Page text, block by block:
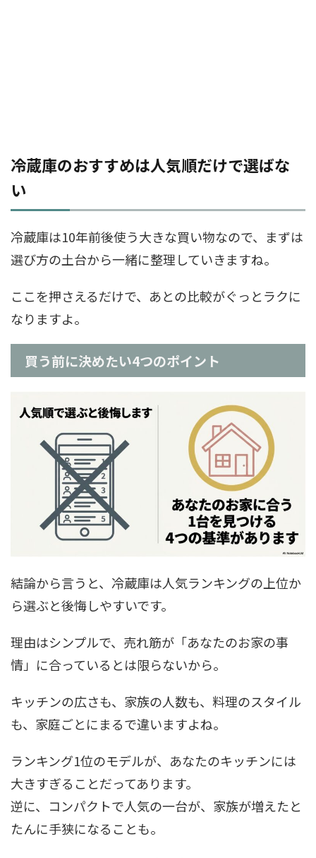
冷蔵庫のおすすめは人気順だけで選ばな
い
冷蔵庫は10年前後使う大きな買い物なので、まずは
選び方の土台から一緒に整理していきますね。
ここを押さえるだけで、あとの比較がぐっとラクに
なりますよ。
買う前に決めたい4つのポイント
結論から言うと、冷蔵庫は人気ランキングの上位か
ら選ぶと後悔しやすいです。
理由はシンプルで、売れ筋が「あなたのお家の事
情」に合っているとは限らないから。
キッチンの広さも、家族の人数も、料理のスタイル
も、家庭ごとにまるで違いますよね。
ランキング1位のモデルが、あなたのキッチンには
大きすぎることだってあります。
逆に、コンパクトで人気の一台が、家族が増えたと
たんに手狭になることも。